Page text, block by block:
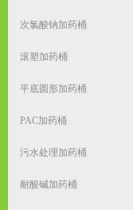
次氯酸钠加药桶
滚塑加药桶
平底圆形加药桶
PAC加药桶
污水处理加药桶
耐酸碱加药桶